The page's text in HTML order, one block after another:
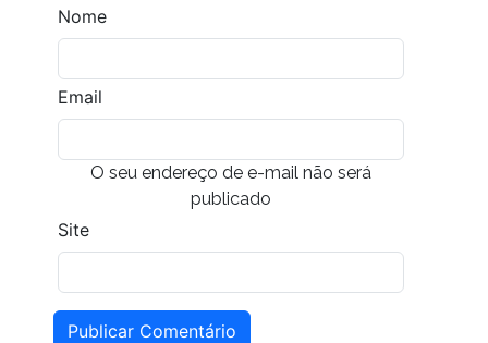
Nome
Email
O seu endereço de e-mail não será
publicado
Site
Publicar Comentário